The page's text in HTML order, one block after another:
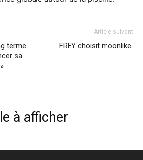
terme
sa
Article suivant
FREY choisit moonlike
à afficher